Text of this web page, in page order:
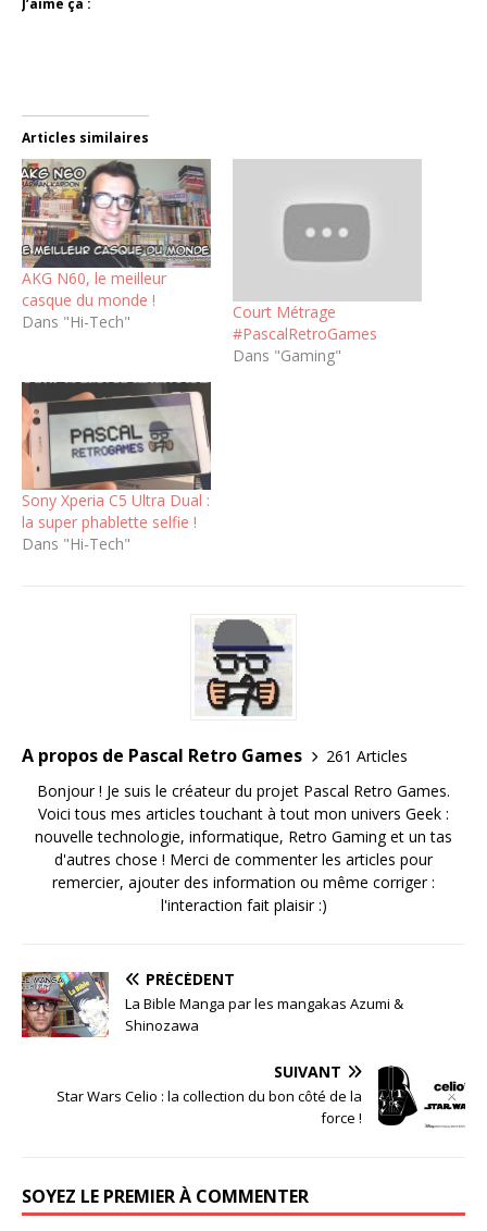
J’aime ça :
Articles similaires
AKG N60, le meilleur
casque du monde !
Dans "Hi-Tech"
Court Métrage
#PascalRetroGames
Dans "Gaming"
Sony Xperia C5 Ultra Dual :
la super phablette selfie !
Dans "Hi-Tech"
A propos de Pascal Retro Games
261 Articles
Bonjour ! Je suis le créateur du projet Pascal Retro Games.
Voici tous mes articles touchant à tout mon univers Geek :
nouvelle technologie, informatique, Retro Gaming et un tas
d'autres chose ! Merci de commenter les articles pour
remercier, ajouter des information ou même corriger :
l'interaction fait plaisir :)
PRÉCÉDENT
La Bible Manga par les mangakas Azumi &
Shinozawa
SUIVANT
Star Wars Celio : la collection du bon côté de la
force !
SOYEZ LE PREMIER À COMMENTER